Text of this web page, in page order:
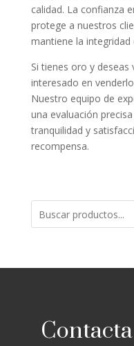
calidad. La confianza
protege a nuestros
mantiene la
Si tienes oro y
interesado en
Nuestro equipo de
una evaluación
tranquilidad y
recompensa.